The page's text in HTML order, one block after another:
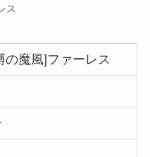
ス
の魔風]ファーレス